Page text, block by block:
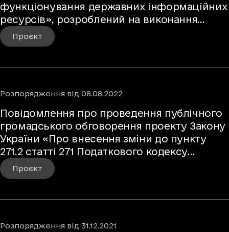
функціонування державних інформаційних
ресурсів», розроблений на виконання
Закону України від 15 березня 2022 року №
2130-ІХ «Про внесення змін до деяких
функціонування інформаційно-
комунікаційних систем, публічних
електронних реєстрів»
Проєкт
Розпорядження від 08.08.2022
Повідомлення про проведення публічного
громадського обговорення проекту Закону
України «Про внесення зміни до пункту
271.2 статті 271 Податкового кодексу
України щодо унормування питань
оприлюднення і застосування рішення про
ділянок, проведену вперше»
Проєкт
Розпорядження від 31.12.2021